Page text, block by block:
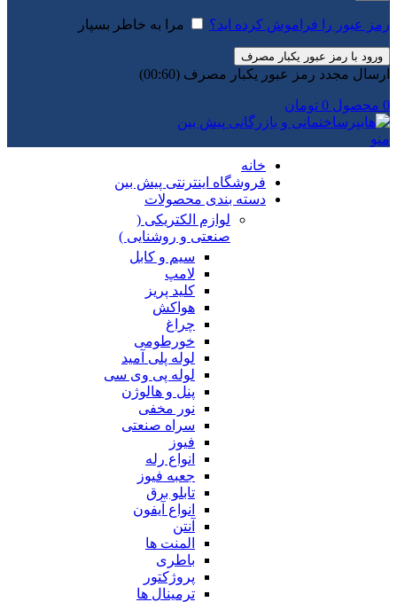
رمز عبور را فراموش کرده اید؟ مرا به خاطر بسپار
ورود با رمز عبور یکبار مصرف
ارسال مجدد رمز عبور یکبار مصرف (00:
60
)
0 محصول 0 تومان
منو
خانه
فروشگاه اینترنتی پیش بین
دسته بندی محصولات
لوازم الکتریکی (
صنعتی و روشنایی )
سیم و کابل
لامپ
کلید پریز
هواکش
چراغ
خورطومی
لوله پلی آمید
لوله پی وی سی
پنل و هالوژن
نور مخفی
سراه صنعتی
فیوز
انواع رله
جعبه فیوز
تابلو برق
انواع آیفون
آنتن
المنت ها
باطری
پروژکتور
ترمینال ها